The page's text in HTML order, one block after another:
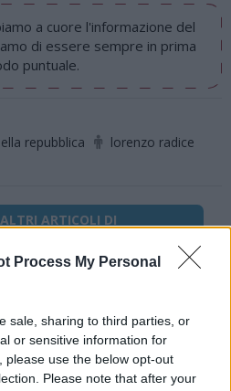
Process My Personal
sale, sharing to third parties, or
or sensitive information for
please use the below opt-out
Please note that after your
a cuore l'informazione del
di essere sempre in prima
puntuale.
repubblica
lorenzo radice
ARTICOLI DI
per te
di